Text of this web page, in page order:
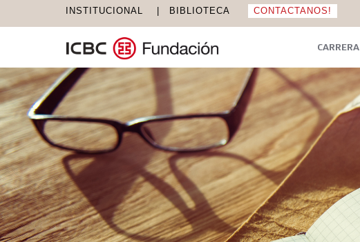
INSTITUCIONAL BIBLIOTECA CONTACTANOS!
CARRERA